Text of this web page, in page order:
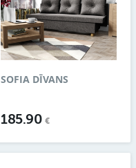
SOFIA DĪVANS
185.90€